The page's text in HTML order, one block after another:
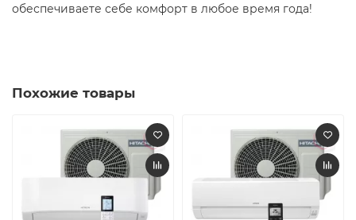
обеспечиваете себе комфорт в любое время года!​
Похожие товары